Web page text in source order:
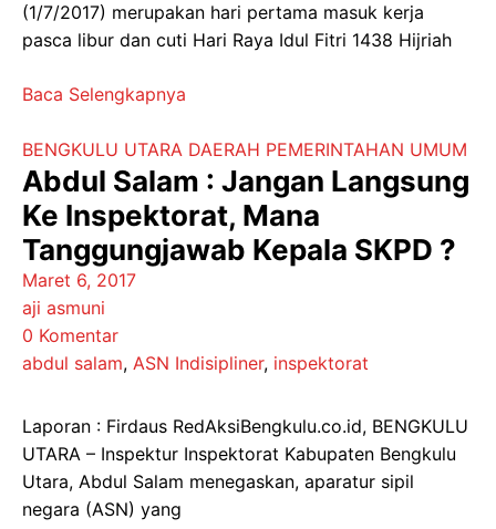
(1/7/2017) merupakan hari pertama masuk kerja
pasca libur dan cuti Hari Raya Idul Fitri 1438 Hijriah
Baca Selengkapnya
BENGKULU UTARA DAERAH PEMERINTAHAN UMUM
Abdul Salam : Jangan Langsung
Ke Inspektorat, Mana
Tanggungjawab Kepala SKPD ?
Maret 6, 2017
aji asmuni
0 Komentar
abdul salam, ASN Indisipliner, inspektorat
Laporan : Firdaus RedAksiBengkulu.co.id, BENGKULU
UTARA – Inspektur Inspektorat Kabupaten Bengkulu
Utara, Abdul Salam menegaskan, aparatur sipil
negara (ASN) yang